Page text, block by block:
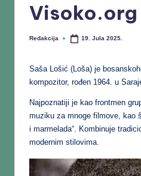
Visoko.org
Redakcija 19. Jula 2025.
Saša Lošić (Loša) je
kompozitor, rođen 1964. u
Najpoznatiji je kao frontmen
muziku za mnoge filmove, kao
i marmelada“. Kombinuje
modernim stilovima.